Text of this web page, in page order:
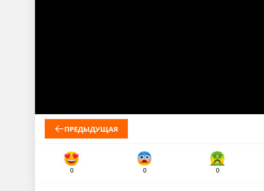
ПРЕДЫДУЩАЯ
0 0 0